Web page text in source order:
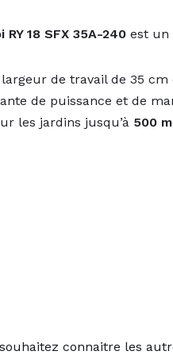
RY 18 SFX 35A-240 est un
largeur de travail de 35
de puissance et de
les jardins jusqu’à 500
connaitre les